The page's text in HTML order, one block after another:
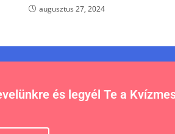
augusztus 27, 2024
és legyél Te a